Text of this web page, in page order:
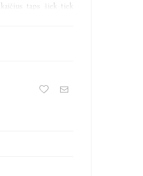
taps šiek tiek
Taip pat galbūt šis
bus naudingas ir